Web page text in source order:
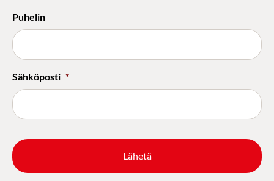
Puhelin
Sähköposti *